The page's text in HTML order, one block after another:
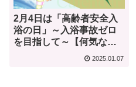
2月4日は「高齢者安全入
浴の日」～入浴事故ゼロ
を目指して～【何気ない
今日は何の日？】
2025.01.07